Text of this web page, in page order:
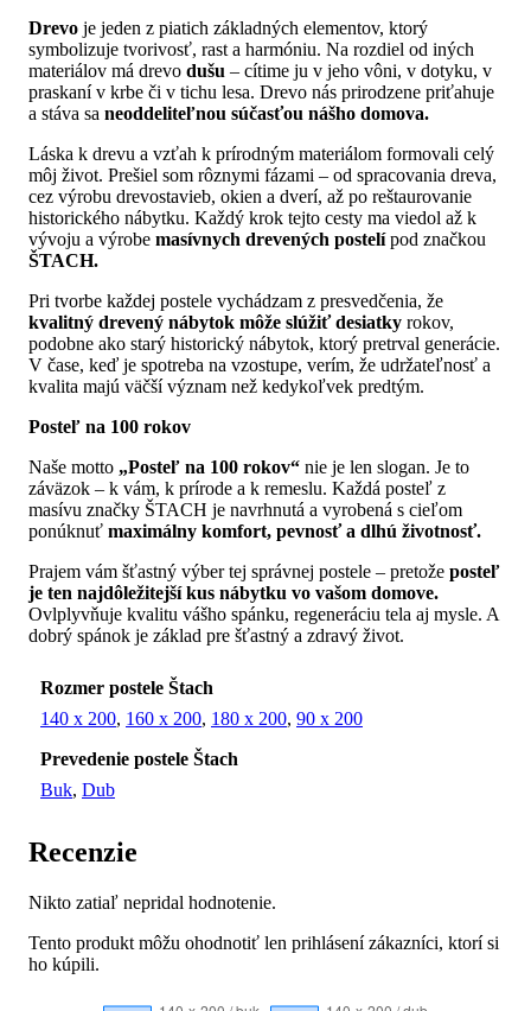
Drevo je jeden z piatich základných elementov, ktorý
symbolizuje tvorivosť, rast a harmóniu. Na rozdiel od iných
materiálov má drevo dušu – cítime ju v jeho vôni, v dotyku, v
praskaní v krbe či v tichu lesa. Drevo nás prirodzene priťahuje
a stáva sa neoddeliteľnou súčasťou nášho domova.
Láska k drevu a vzťah k prírodným materiálom formovali celý
môj život. Prešiel som rôznymi fázami – od spracovania dreva,
cez výrobu drevostavieb, okien a dverí, až po reštaurovanie
historického nábytku. Každý krok tejto cesty ma viedol až k
vývoju a výrobe masívnych drevených postelípod značkou
ŠTACH.
Pri tvorbe každej postele vychádzam z presvedčenia, že
kvalitný drevený nábytok môže slúžiť desiatky rokov,
podobne ako starý historický nábytok, ktorý pretrval generácie.
V čase, keď je spotreba na vzostupe, verím, že udržateľnosť a
kvalita majú väčší význam než kedykoľvek predtým.
Posteľ na 100 rokov
Naše motto „Posteľ na 100 rokov“ nie je len slogan. Je to
záväzok – k vám, k prírode a k remeslu. Každá posteľ z
masívu značky ŠTACH je navrhnutá a vyrobená s cieľom
ponúknuť maximálny komfort, pevnosť a dlhú životnosť.
Prajem vám šťastný výber tej správnej postele – pretože posteľ
je ten najdôležitejší kus nábytku vo vašom domove.
Ovlplyvňuje kvalitu vášho spánku, regeneráciu tela aj mysle. A
dobrý spánok je základ pre šťastný a zdravý život.
Rozmer postele Štach
140 x 200, 160 x 200, 180 x 200, 90 x 200
Prevedenie postele Štach
Buk, Dub
Recenzie
Nikto zatiaľ nepridal hodnotenie.
Tento produkt môžu ohodnotiť len prihlásení zákazníci, ktorí si
ho kúpili.